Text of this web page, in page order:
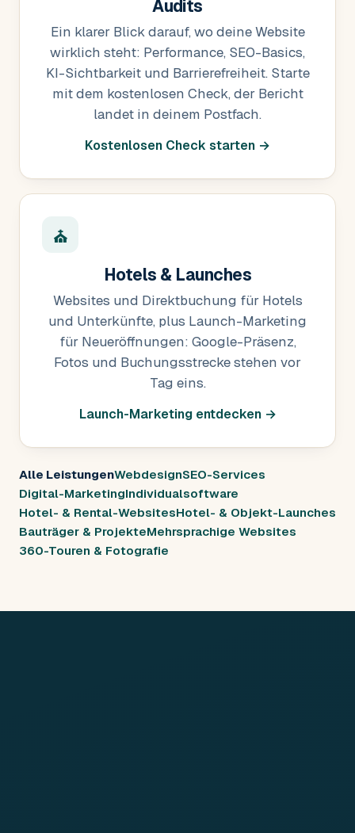
Audits
Ein klarer Blick darauf, wo deine Website
wirklich steht: Performance, SEO-Basics,
KI-Sichtbarkeit und Barrierefreiheit. Starte
mit dem kostenlosen Check, der Bericht
landet in deinem Postfach.
Kostenlosen Check starten →
⛪
Hotels & Launches
Websites und Direktbuchung für Hotels
und Unterkünfte, plus Launch-Marketing
für Neueröffnungen: Google-Präsenz,
Fotos und Buchungsstrecke stehen vor
Tag eins.
Launch-Marketing entdecken →
Alle LeistungenWebdesignSEO-Services
Digital-MarketingIndividualsoftware
Hotel- & Rental-WebsitesHotel- & Objekt-Launches
Bauträger & ProjekteMehrsprachige Websites
360-Touren & Fotografie